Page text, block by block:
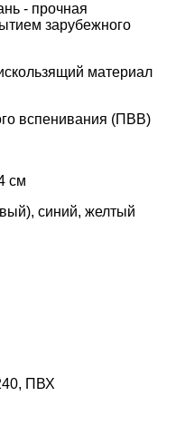
- прочная
зарубежного
материал
вспенивания (ПВВ)
см
синий, желтый
ПВХ